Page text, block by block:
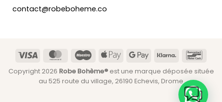
contact@robeboheme.co
Visa MasterCardMaestroApple
Google Klarna
Copyright 2026 Robe Bohème®est une marque déposée située
au 525 route du village, 26190 Echevis, Drome